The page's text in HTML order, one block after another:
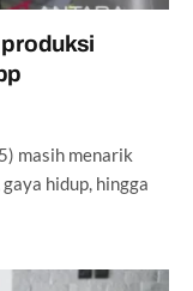
produksi
masih menarik
hidup, hingga